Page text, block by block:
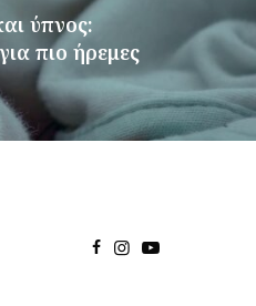
ύπνος:
πιο ήρεμες